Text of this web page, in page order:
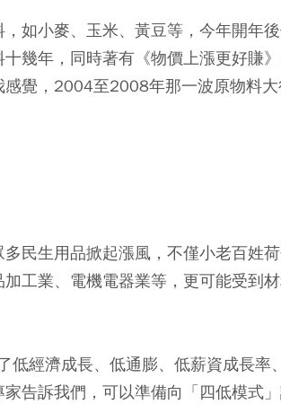
如小麥、玉米、黃豆等，今年開年
幾年，同時著有《物價上漲更好賺
覺，2004至2008年那一波原物料
民生用品掀起漲風，不僅小老百姓
工業、電機電器業等，更可能受到
經濟成長、低通膨、低薪資成長率
告訴我們，可以準備向「四低模式